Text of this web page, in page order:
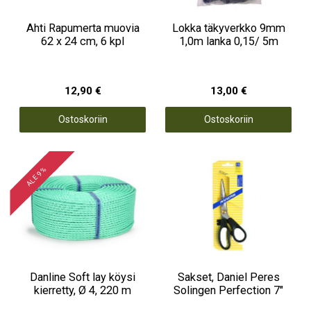
Ahti Rapumerta muovia
62 x 24 cm, 6 kpl
12,90 €
Ostoskoriin
Lokka täkyverkko 9mm
1,0m lanka 0,15/ 5m
13,00 €
Ostoskoriin
ALE 9 %
Danline Soft lay köysi
kierretty, Ø 4, 220 m
Sakset, Daniel Peres
Solingen Perfection 7"